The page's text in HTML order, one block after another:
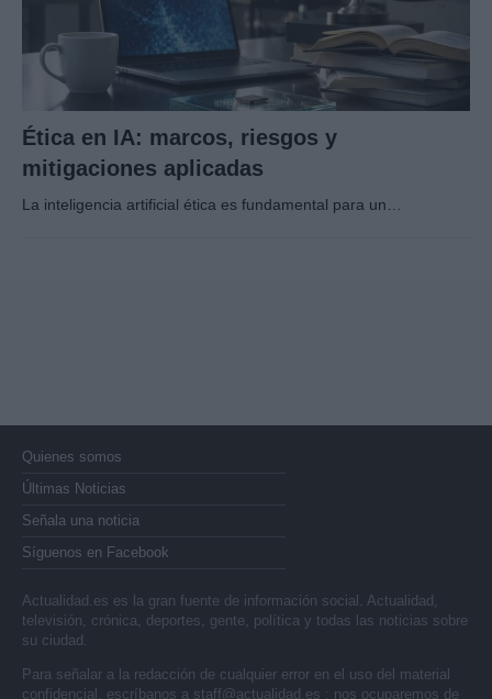
Ética en IA: marcos, riesgos y
mitigaciones aplicadas
La inteligencia artificial ética es fundamental para un…
Quienes somos
Últimas Noticias
Señala una noticia
Síguenos en Facebook
Actualidad.es es la gran fuente de información social. Actualidad,
televisión, crónica, deportes, gente, política y todas las noticias sobre
su ciudad.
Para señalar a la redacción de cualquier error en el uso del material
confidencial, escríbanos a staff@actualidad.es : nos ocuparemos de